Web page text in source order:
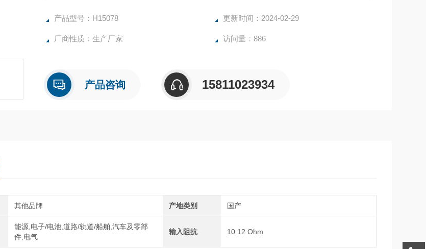
产品型号：H15078 更新时间：2024-02-29
厂商性质：生产厂家 访问量：886
产品咨询 15811023934
其他品牌 产地类别 国产
能源,电子/电池,道路/轨道/船舶,汽车及零部
件,电气
输入阻抗 10 12 Ohm